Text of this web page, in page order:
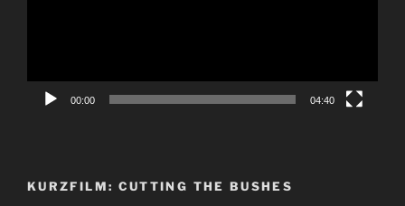
00:00 04:40
KURZFILM: CUTTING THE BUSHES